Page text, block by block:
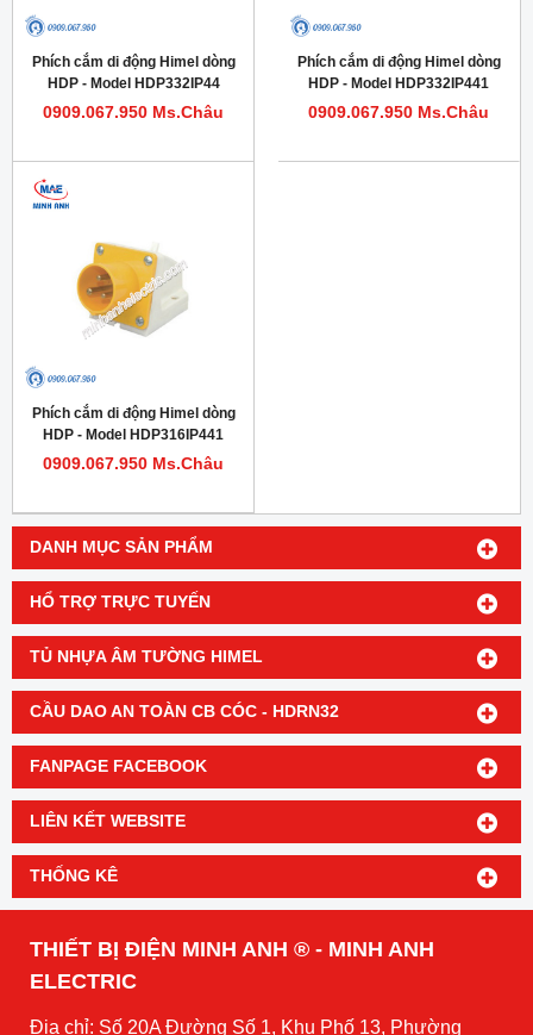
DANH MỤC SẢN PHẨM
HỔ TRỢ TRỰC TUYẾN
TỦ NHỰA ÂM TƯỜNG HIMEL
CẦU DAO AN TOÀN CB CÓC - HDRN32
FANPAGE FACEBOOK
LIÊN KẾT WEBSITE
THỐNG KÊ
Phích cắm di động Himel dòng
HDP - Model HDP332IP44
0909.067.950 Ms.Châu
Phích cắm di động Himel dòng
HDP - Model HDP332IP441
0909.067.950 Ms.Châu
Phích cắm di động Himel dòng
HDP - Model HDP316IP441
0909.067.950 Ms.Châu
THIẾT BỊ ĐIỆN MINH ANH ® - MINH ANH
ELECTRIC
Địa chỉ: Số 20A Đường Số 1, Khu Phố 13, Phường